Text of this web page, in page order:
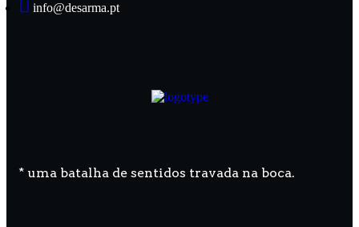
info@desarma.pt
* uma batalha de sentidos travada na boca.